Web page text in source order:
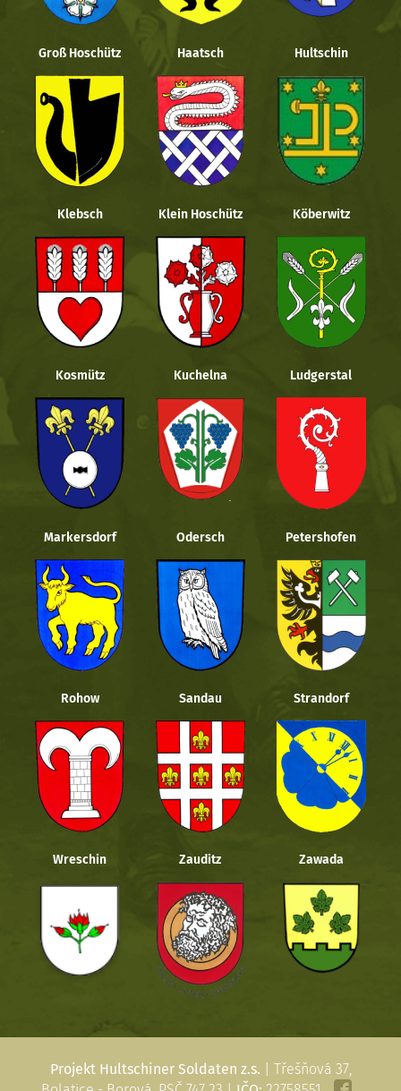
Groß Hoschütz Haatsch Hultschin
Klebsch Klein Hoschütz Köberwitz
Kosmütz Kuchelna Ludgerstal
Markersdorf Odersch Petershofen
Rohow Sandau Strandorf
Wreschin Zauditz Zawada
Projekt Hultschiner Soldaten z.s. | Třešňová 37,